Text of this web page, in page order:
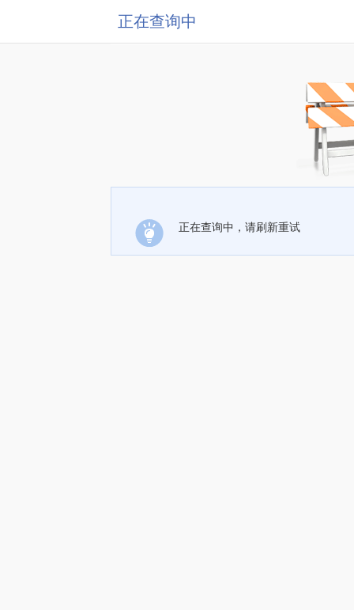
正在查询中
正在查询中，请刷新重试